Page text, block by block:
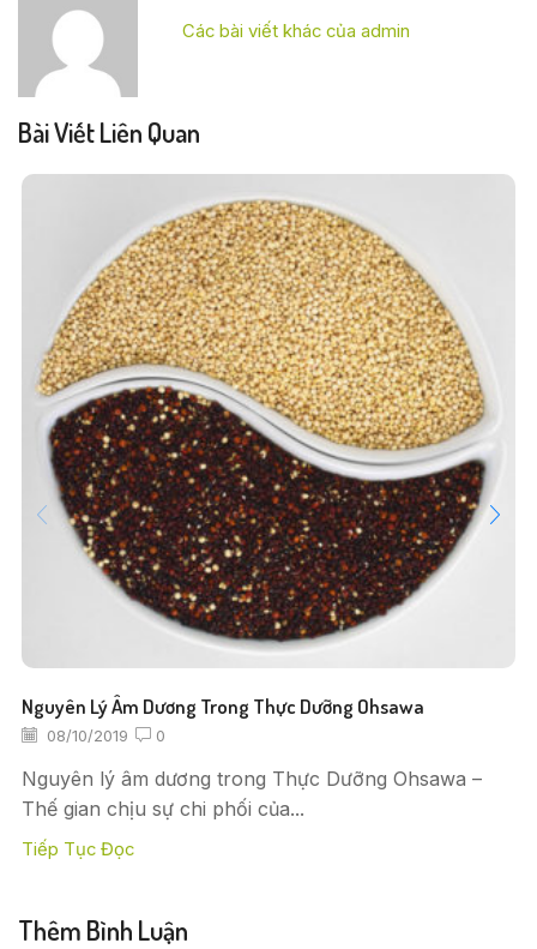
Các bài viết khác của admin
Bài Viết Liên Quan
Nguyên Lý Âm Dương Trong Thực Dưỡng Ohsawa
08/10/2019 0
Nguyên lý âm dương trong Thực Dưỡng Ohsawa –
Thế gian chịu sự chi phối của...
Tiếp Tục Đọc
Thêm Bình Luận